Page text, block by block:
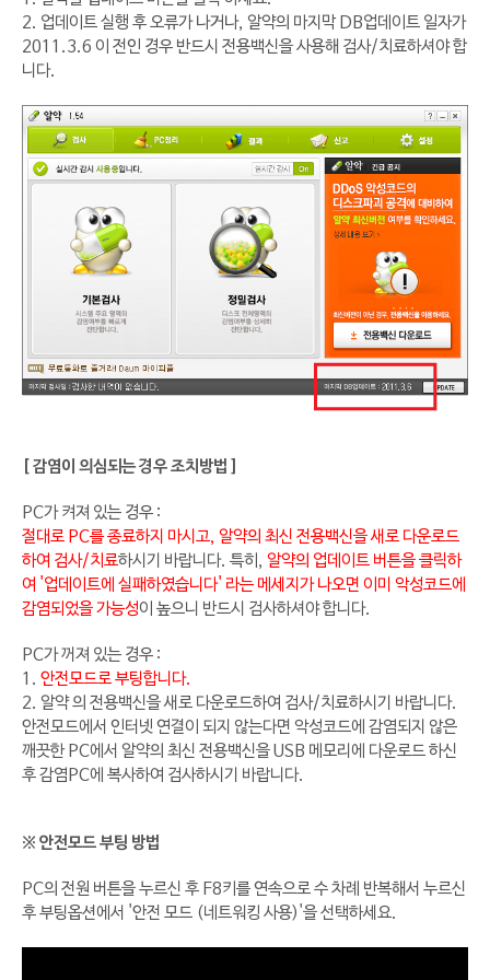
2. 업데이트 실행 후 오류가 나거나, 알약의 마지막 DB업데이트 일자가
2011.3.6 이 전인 경우 반드시 전용백신을 사용해 검사/치료하셔야 합
니다.
[ 감염이 의심되는 경우 조치방법 ]
PC가 켜져 있는 경우 :
절대로 PC를 종료하지 마시고, 알약의 최신 전용백신을 새로 다운로드
하여 검사/치료하시기 바랍니다. 특히, 알약의 업데이트 버튼을 클릭하
여 '업데이트에 실패하였습니다' 라는 메세지가 나오면 이미 악성코드에
감염되었을 가능성이 높으니 반드시 검사하셔야 합니다.
PC가 꺼져 있는 경우 :
1. 안전모드로 부팅합니다.
2. 알약 의 전용백신을 새로 다운로드하여 검사/치료하시기 바랍니다.
안전모드에서 인터넷 연결이 되지 않는다면 악성코드에 감염되지 않은
깨끗한 PC에서 알약의 최신 전용백신을 USB 메모리에 다운로드 하신
후 감염PC에 복사하여 검사하시기 바랍니다.
※ 안전모드 부팅 방법
PC의 전원 버튼을 누르신 후 F8키를 연속으로 수 차례 반복해서 누르신
후 부팅옵션에서 '안전 모드 (네트워킹 사용)'을 선택하세요.